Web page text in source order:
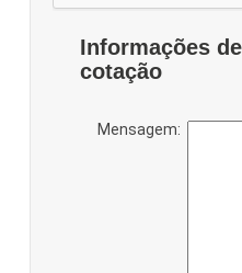
Informações
cotação
Mensagem: